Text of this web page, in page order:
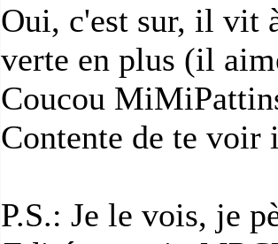
Oui, c'est sur, il vit
verte en plus (il
Coucou
Contente de te
P.S.: Je le vois, je